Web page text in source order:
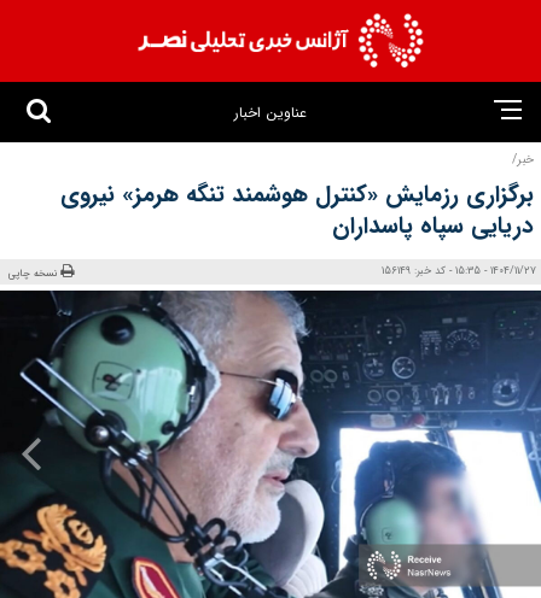
عناوین اخبار
خبر/
برگزاری رزمایش «کنترل هوشمند تنگه هرمز» نیروی
دریایی سپاه پاسداران
1404/11/27 - 15:35 - کد خبر: 156149 نسخه چاپی